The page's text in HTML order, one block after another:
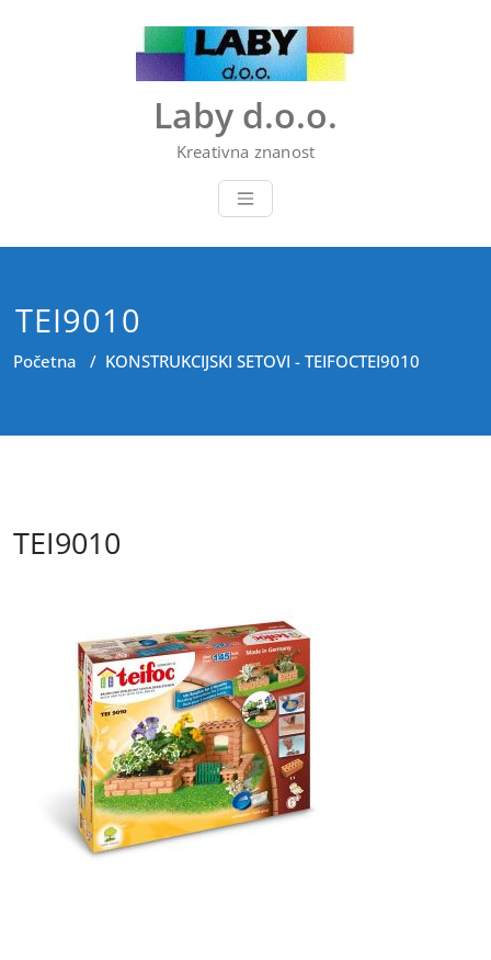
Laby d.o.o.
Kreativna znanost
TEI9010
Početna / KONSTRUKCIJSKI SETOVI - TEIFOCTEI9010
TEI9010